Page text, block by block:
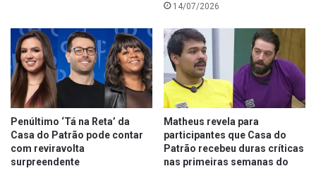
14/07/2026
Penúltimo ‘Tá na Reta’ da
Casa do Patrão pode contar
com reviravolta
surpreendente
Matheus revela para
participantes que Casa do
Patrão recebeu duras críticas
nas primeiras semanas do